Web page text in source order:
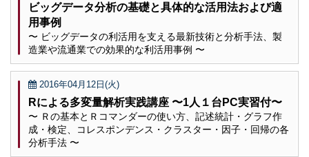
ビッグデータ分析の基礎と具体的な活用法および適
用事例
〜 ビッグデータの利活用を支える最新技術と分析手法、製
造業や流通業での効果的な利活用事例 〜
2016年04月12日(火)
Rによる多変量解析実践講座 〜1人１台PC実習付〜
〜 Ｒの基本とＲコマンダーの使い方、記述統計・グラフ作
成・検定、コレスポンデンス・クラスター・因子・回帰の各
分析手法 〜